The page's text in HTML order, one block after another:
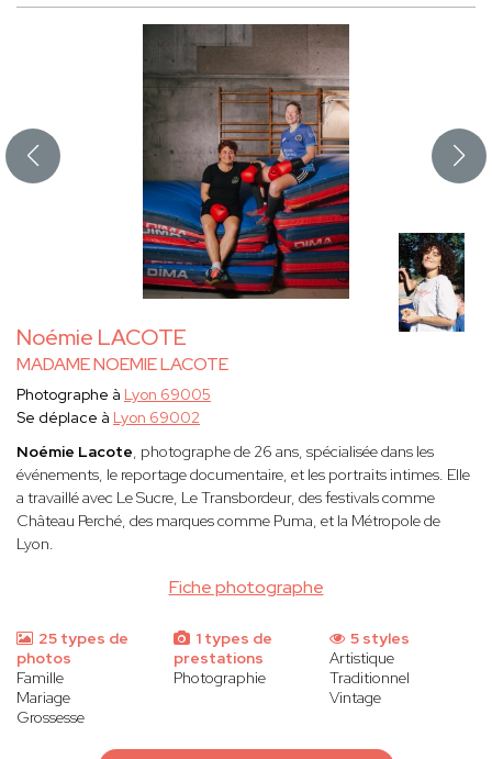
Noémie LACOTE
MADAME NOEMIE LACOTE
Fiche photographe
Photographe à Lyon 69005
Se déplace à Lyon 69002
Noémie Lacote, photographe de 26 ans, spécialisée dans les
événements, le reportage documentaire, et les portraits intimes. Elle
a travaillé avec Le Sucre, Le Transbordeur, des festivals comme
Château Perché, des marques comme Puma, et la Métropole de
Lyon.
25 types de
photos
Famille
Mariage
Grossesse
1 types de
prestations
Photographie
5 styles
Artistique
Traditionnel
Vintage